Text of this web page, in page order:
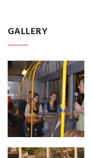
GALLERY